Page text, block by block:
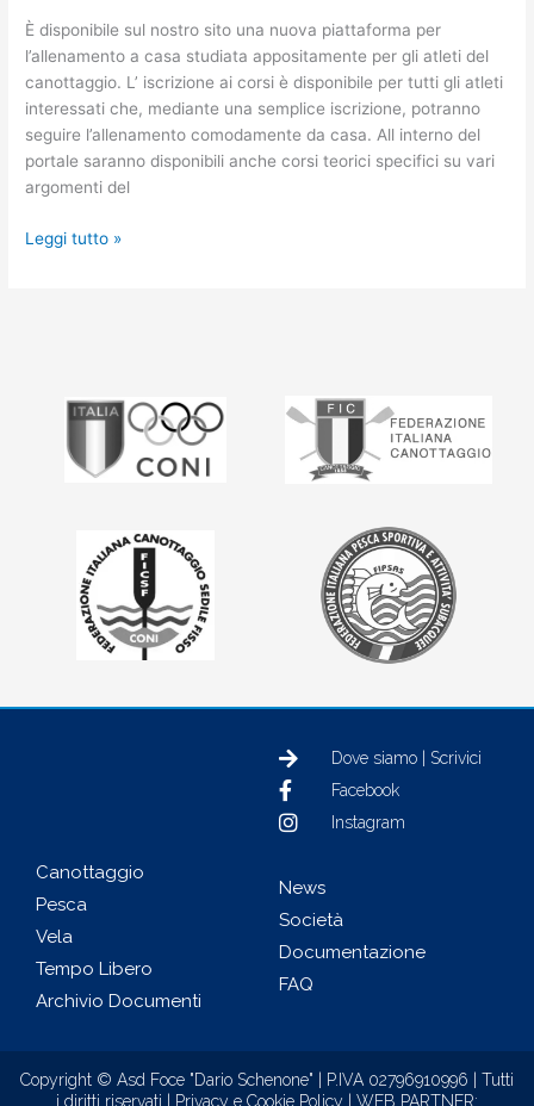
È disponibile sul nostro sito una nuova piattaforma per
l’allenamento a casa studiata appositamente per gli atleti del
canottaggio. L’ iscrizione ai corsi è disponibile per tutti gli atleti
interessati che, mediante una semplice iscrizione, potranno
seguire l’allenamento comodamente da casa. All interno del
portale saranno disponibili anche corsi teorici specifici su vari
argomenti del
Leggi tutto »
Dove siamo | Scrivici
Facebook
Instagram
Canottaggio
Pesca
Vela
Tempo Libero
Archivio Documenti
News
Società
Documentazione
FAQ
Copyright © Asd Foce "Dario Schenone" | P.IVA 02796910996 | Tutti
i diritti riservati | Privacy e Cookie Policy WEB PARTNER: